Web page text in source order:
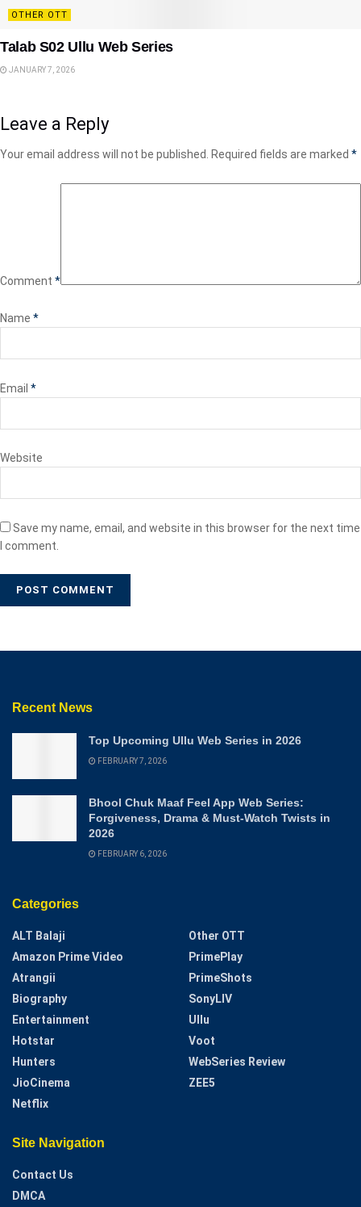
OTHER OTT
Talab S02 Ullu Web Series
JANUARY 7, 2026
Leave a Reply
Your email address will not be published. Required fields are marked *
Comment *
Name *
Email *
Website
Save my name, email, and website in this browser for the next time
I comment.
Recent News
Top Upcoming Ullu Web Series in 2026
FEBRUARY 7, 2026
Bhool Chuk Maaf Feel App Web Series:
Forgiveness, Drama & Must-Watch Twists in
2026
FEBRUARY 6, 2026
Categories
ALT Balaji
Amazon Prime Video
Atrangii
Biography
Entertainment
Hotstar
Hunters
JioCinema
Netflix
Other OTT
PrimePlay
PrimeShots
SonyLIV
Ullu
Voot
WebSeries Review
ZEE5
Site Navigation
Contact Us
DMCA